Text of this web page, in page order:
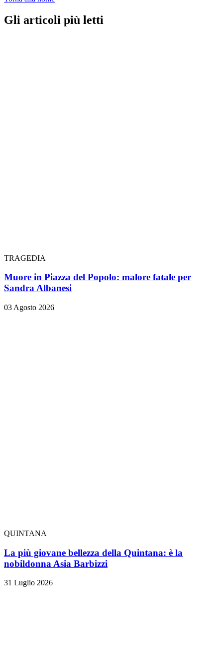
Gli articoli più letti
TRAGEDIA
Muore in Piazza del Popolo: malore fatale per
Sandra Albanesi
03 Agosto 2026
QUINTANA
La più giovane bellezza della Quintana: è la
nobildonna Asia Barbizzi
31 Luglio 2026